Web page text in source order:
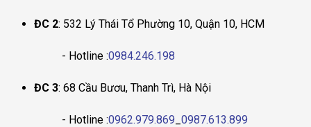
ĐC 2: 532 Lý Thái Tổ Phường 10, Quận 10, HCM
- Hotline :0984.246.198
ĐC 3: 68 Cầu Bươu, Thanh Trì, Hà Nội
- Hotline :0962.979.869 0987.613.899